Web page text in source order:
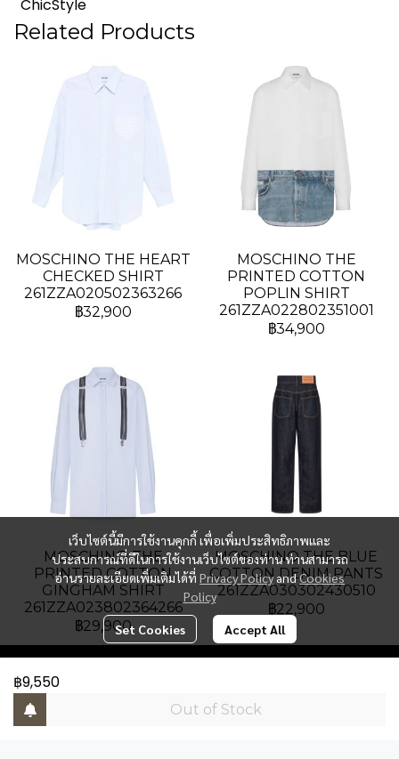
ChicStyle
Related Products
MOSCHINO THE HEART
CHECKED SHIRT
261ZZA020502363266
฿32,900
MOSCHINO THE
PRINTED COTTON
POPLIN SHIRT
261ZZA022802351001
฿34,900
MOSCHINO THE
PRINTED COTTON
GINGHAM SHIRT
261ZZA023802364266
฿29,900
MOSCHINO THE BLUE
COTTON DENIM PANTS
261ZZA030302430510
฿22,900
฿9,550
Out of Stock
เว็บไซต์นี้มีการใช้งานคุกกี้ เพื่อเพิ่มประสิทธิภาพและ
ประสบการณ์ที่ดีในการใช้งานเว็บไซต์ของท่าน ท่านสามารถ
อ่านรายละเอียดเพิ่มเติมได้ที่ Privacy Policy andCookies
Policy
Set Cookies Accept All
Address : Gaysorn Building, Floor 6, Room 6B-3, 999